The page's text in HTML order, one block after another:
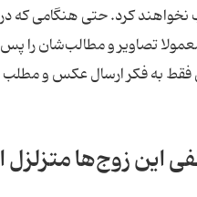
کرد. حتی هنگامی که
تصاویر و مطالب‌شان را
فقط به فکر ارسال عکس و
این زوج‌ها